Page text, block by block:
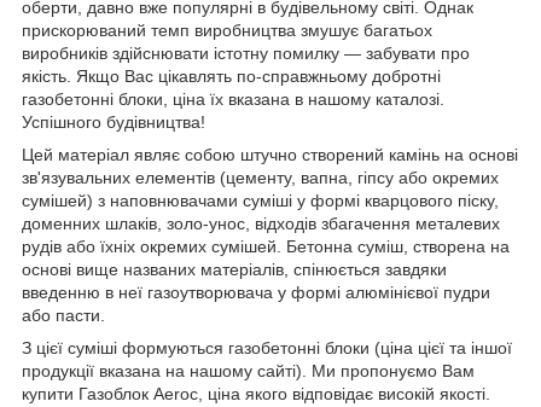
оберти, давно вже популярні в будівельному світі. Однак
прискорюваний темп виробництва змушує багатьох
виробників здійснювати істотну помилку — забувати про
якість. Якщо Вас цікавлять по-справжньому добротні
газобетонні блоки, ціна їх вказана в нашому каталозі.
Успішного будівництва!
Цей матеріал являє собою штучно створений камінь на основі
зв'язувальних елементів (цементу, вапна, гіпсу або окремих
сумішей) з наповнювачами суміші у формі кварцового піску,
доменних шлаків, золо-унос, відходів збагачення металевих
рудів або їхніх окремих сумішей. Бетонна суміш, створена на
основі вище названих матеріалів, спінюється завдяки
введенню в неї газоутворювача у формі алюмінієвої пудри
або пасти.
З цієї суміші формуються газобетонні блоки (ціна цієї та іншої
продукції вказана на нашому сайті). Ми пропонуємо Вам
купити Газоблок Aeroc, ціна якого відповідає високій якості.